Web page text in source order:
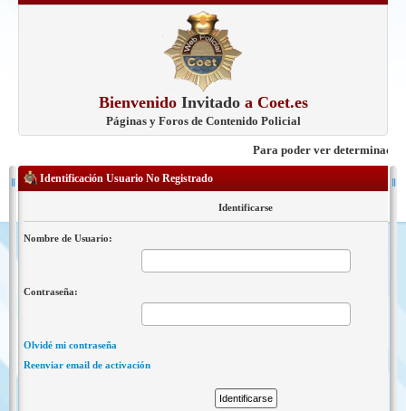
BienvenidoInvitado a Coet.es
Páginas y Foros de Contenido Policial
Para poder ver determinados
Identificación Usuario No Registrado
Identificarse
Nombre de Usuario:
Contraseña:
Olvidé mi contraseña
Reenviar email de activación